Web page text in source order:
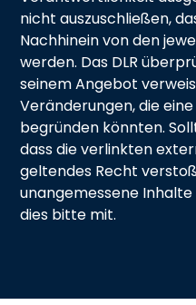
nicht auszuschließen,
Nachhinein von den
werden. Das DLR
seinem Angebot
Veränderungen, die
begründen könnten.
dass die verlinkten
geltendes Recht
unangemessene Inhalte
dies bitte mit.